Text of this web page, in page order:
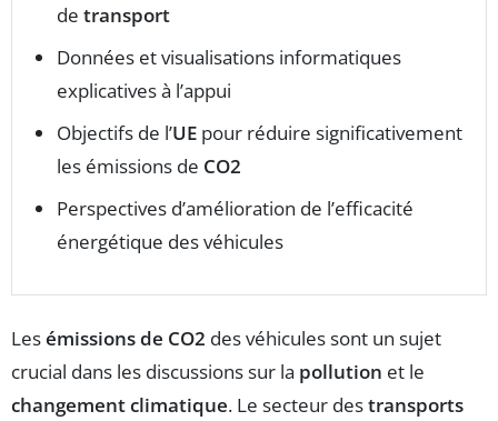
de transport
Données et visualisations informatiques
explicatives à l’appui
Objectifs de l’UE pour réduire significativement
les émissions de CO2
Perspectives d’amélioration de l’efficacité
énergétique des véhicules
Lesémissions de CO2 des véhicules sont un sujet
crucial dans les discussions sur la pollution et le
changement climatique. Le secteur destransports